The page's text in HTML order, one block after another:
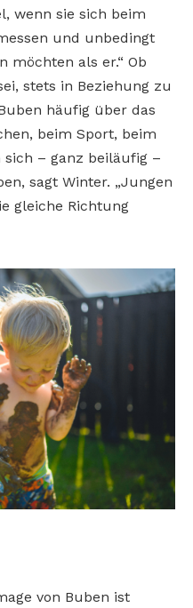
wenn sie sich beim
und unbedingt
möchten als er.“ Ob
stets in Beziehung zu
häufig über das
beim Sport, beim
sich – ganz beiläufig –
sagt Winter. „Jungen
gleiche Richtung
von Buben ist